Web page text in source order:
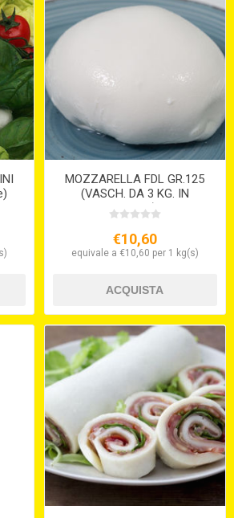
MOZZARELLA FDL GR.125
(VASCH. DA 3 KG. IN
ACQUA)
€10,60
equivale a €10,60 per 1 kg(s)